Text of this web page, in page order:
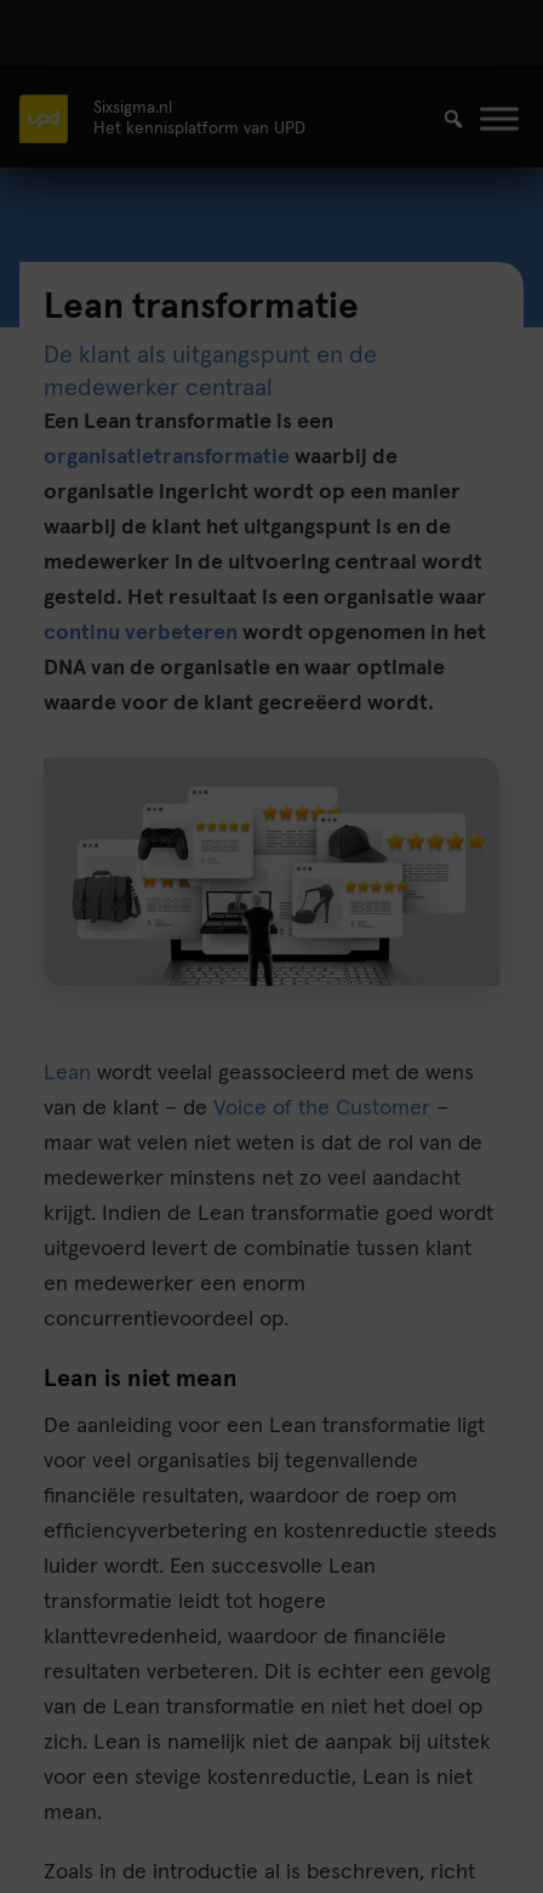
Sixsigma.nl
Het kennisplatform van UPD
Lean transformatie
De klant als uitgangspunt en de
medewerker centraal
Een Lean transformatie is een
organisatietransformatie waarbij de
organisatie ingericht wordt op een manier
waarbij de klant het uitgangspunt is en de
medewerker in de uitvoering centraal wordt
gesteld. Het resultaat is een organisatie waar
continu verbeteren wordt opgenomen in het
DNA van de organisatie en waar optimale
waarde voor de klant gecreëerd wordt.
Lean wordt veelal geassocieerd met de wens
van de klant – de Voice of the Customer –
maar wat velen niet weten is dat de rol van de
medewerker minstens net zo veel aandacht
krijgt. Indien de Lean transformatie goed wordt
uitgevoerd levert de combinatie tussen klant
en medewerker een enorm
concurrentievoordeel op.
Lean is niet mean
De aanleiding voor een Lean transformatie ligt
voor veel organisaties bij tegenvallende
financiële resultaten, waardoor de roep om
efficiencyverbetering en kostenreductie steeds
luider wordt. Een succesvolle Lean
transformatie leidt tot hogere
klanttevredenheid, waardoor de financiële
resultaten verbeteren. Dit is echter een gevolg
van de Lean transformatie en niet het doel op
zich. Lean is namelijk niet de aanpak bij uitstek
voor een stevige kostenreductie, Lean is niet
mean.
Zoals in de introductie al is beschreven, richt